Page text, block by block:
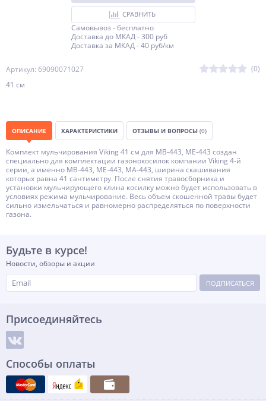
Артикул: 69090071027 (0)
41 см
СРАВНИТЬ
Самовывоз - бесплатно
Доставка до МКАД - 300 руб
Доставка за МКАД - 40 руб/км
ОПИСАНИЕ ХАРАКТЕРИСТИКИ ОТЗЫВЫ И ВОПРОСЫ (0)
Комплект мульчирования Viking 41 см для MB-443, ME-443 создан
специально для комплектации газонокосилок компании Viking 4-й
серии, а именно MB-443, ME-443, МА-443, ширина скашивания
которых равна 41 сантиметру. После снятия травосборника и
установки мульчирующего клина косилку можно будет использовать в
условиях режима мульчирование. Весь объем скошенной травы будет
сильно измельчаться и равномерно распределяться по поверхности
газона.
Будьте в курсе!
Новости, обзоры и акции
ПОДПИСАТЬСЯ
Присоединяйтесь
Способы оплаты